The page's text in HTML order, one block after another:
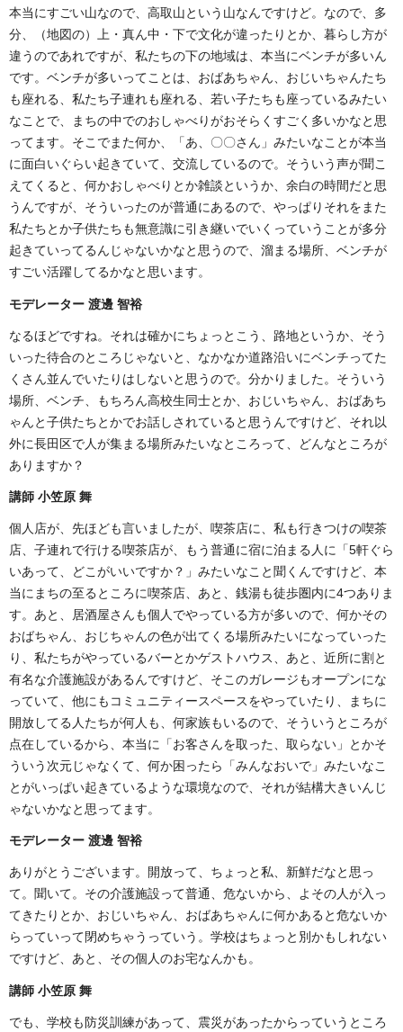
本当にすごい山なので、高取山という山なんですけど。なので、多
分、（地図の）上・真ん中・下で文化が違ったりとか、暮らし方が
違うのであれですが、私たちの下の地域は、本当にベンチが多いん
です。ベンチが多いってことは、おばあちゃん、おじいちゃんたち
も座れる、私たち子連れも座れる、若い子たちも座っているみたい
なことで、まちの中でのおしゃべりがおそらくすごく多いかなと思
ってます。そこでまた何か、「あ、〇〇さん」みたいなことが本当
に面白いぐらい起きていて、交流しているので。そういう声が聞こ
えてくると、何かおしゃべりとか雑談というか、余白の時間だと思
うんですが、そういったのが普通にあるので、やっぱりそれをまた
私たちとか子供たちも無意識に引き継いでいくっていうことが多分
起きていってるんじゃないかなと思うので、溜まる場所、ベンチが
すごい活躍してるかなと思います。
モデレーター 渡邊 智裕
なるほどですね。それは確かにちょっとこう、路地というか、そう
いった待合のところじゃないと、なかなか道路沿いにベンチってた
くさん並んでいたりはしないと思うので。分かりました。そういう
場所、ベンチ、もちろん高校生同士とか、おじいちゃん、おばあち
ゃんと子供たちとかでお話しされていると思うんですけど、それ以
外に長田区で人が集まる場所みたいなところって、どんなところが
ありますか？
講師 小笠原 舞
個人店が、先ほども言いましたが、喫茶店に、私も行きつけの喫茶
店、子連れで行ける喫茶店が、もう普通に宿に泊まる人に「5軒ぐら
いあって、どこがいいですか？」みたいなこと聞くんですけど、本
当にまちの至るところに喫茶店、あと、銭湯も徒歩圏内に4つありま
す。あと、居酒屋さんも個人でやっている方が多いので、何かその
おばちゃん、おじちゃんの色が出てくる場所みたいになっていった
り、私たちがやっているバーとかゲストハウス、あと、近所に割と
有名な介護施設があるんですけど、そこのガレージもオープンにな
っていて、他にもコミュニティースペースをやっていたり、まちに
開放してる人たちが何人も、何家族もいるので、そういうところが
点在しているから、本当に「お客さんを取った、取らない」とかそ
ういう次元じゃなくて、何か困ったら「みんなおいで」みたいなこ
とがいっぱい起きているような環境なので、それが結構大きいんじ
ゃないかなと思ってます。
モデレーター 渡邊 智裕
ありがとうございます。開放って、ちょっと私、新鮮だなと思っ
て。聞いて。その介護施設って普通、危ないから、よその人が入っ
てきたりとか、おじいちゃん、おばあちゃんに何かあると危ないか
らっていって閉めちゃうっていう。学校はちょっと別かもしれない
ですけど、あと、その個人のお宅なんかも。
講師 小笠原 舞
でも、学校も防災訓練があって、震災があったからっていうところ